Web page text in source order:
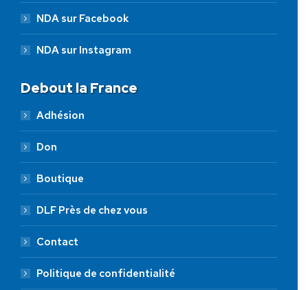
NDA sur Facebook
NDA sur Instagram
Debout la France
Adhésion
Don
Boutique
DLF Près de chez vous
Contact
Politique de confidentialité